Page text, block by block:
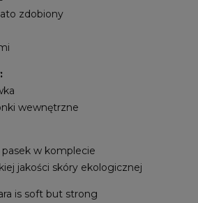
zdobiony
wewnętrzne
w komplecie
jakości skóry ekologicznej
is soft but strong